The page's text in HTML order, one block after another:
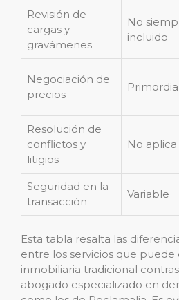
Revisión de
cargas y
gravámenes
No
incluido
Negociación de
precios
Resolución de
conflictos y
litigios
No aplica
Seguridad en la
transacción
Variable
Esta tabla resalta las
entre los servicios que puede
inmobiliaria tradicional
abogado especializado en